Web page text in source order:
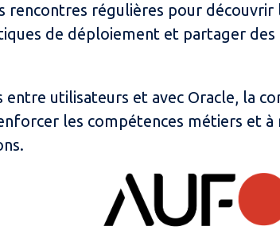
rencontres régulières pour découvrir
de déploiement et partager
entre utilisateurs et avec Oracle, la
les compétences métiers et à